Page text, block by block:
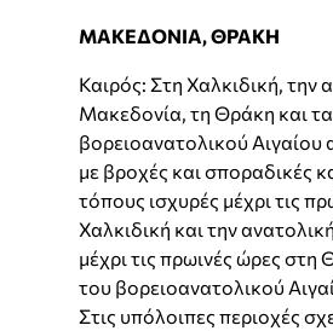
ΜΑΚΕΔΟΝΙΑ, ΘΡΑΚΗ
Καιρός: Στη Χαλκιδική, την
Μακεδονία, τη Θράκη και
βορειοανατολικού Αιγαίου
με βροχές και σποραδικές
τόπους ισχυρές μέχρι τις
Χαλκιδική και την
μέχρι τις πρωινές ώρες στη
του βορειοανατολικού
Στις υπόλοιπες περιοχές